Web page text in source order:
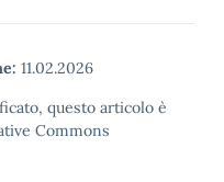
11.02.2026
questo articolo è
Commons